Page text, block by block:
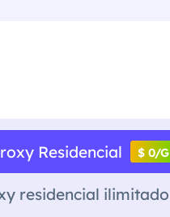
Residencial $ 0/G
residencial ilimitado